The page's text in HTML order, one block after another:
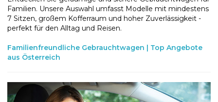
Familien. Unsere Auswahl umfasst Modelle mit mindestens
7 Sitzen, großem Kofferraum und hoher Zuverlässigkeit -
perfekt für den Alltag und Reisen.
Familienfreundliche Gebrauchtwagen | Top Angebote
aus Österreich